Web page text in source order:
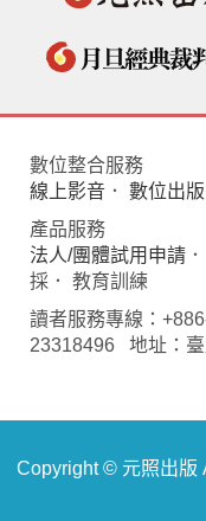
數位整合服務
線上影音 ． 數位出版
產品服務
法人/團體試用申請 ．
採． 教育訓練
讀者服務專線：
23318496 地址：
Copyright © 元照出版